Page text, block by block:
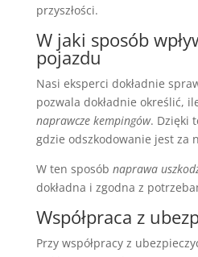
przyszłości.
W jaki sposób
pojazdu
Nasi eksperci dokładnie
pozwala dokładnie określić,
naprawcze kempingów. Dzięki
gdzie odszkodowanie jest za
W ten sposób naprawa
dokładna i zgodna z
Współpraca z
Przy współpracy z